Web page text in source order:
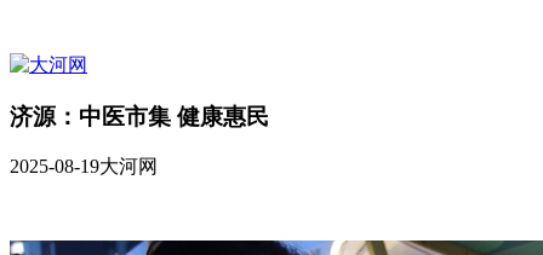
济源：中医市集 健康惠民
2025-08-19大河网